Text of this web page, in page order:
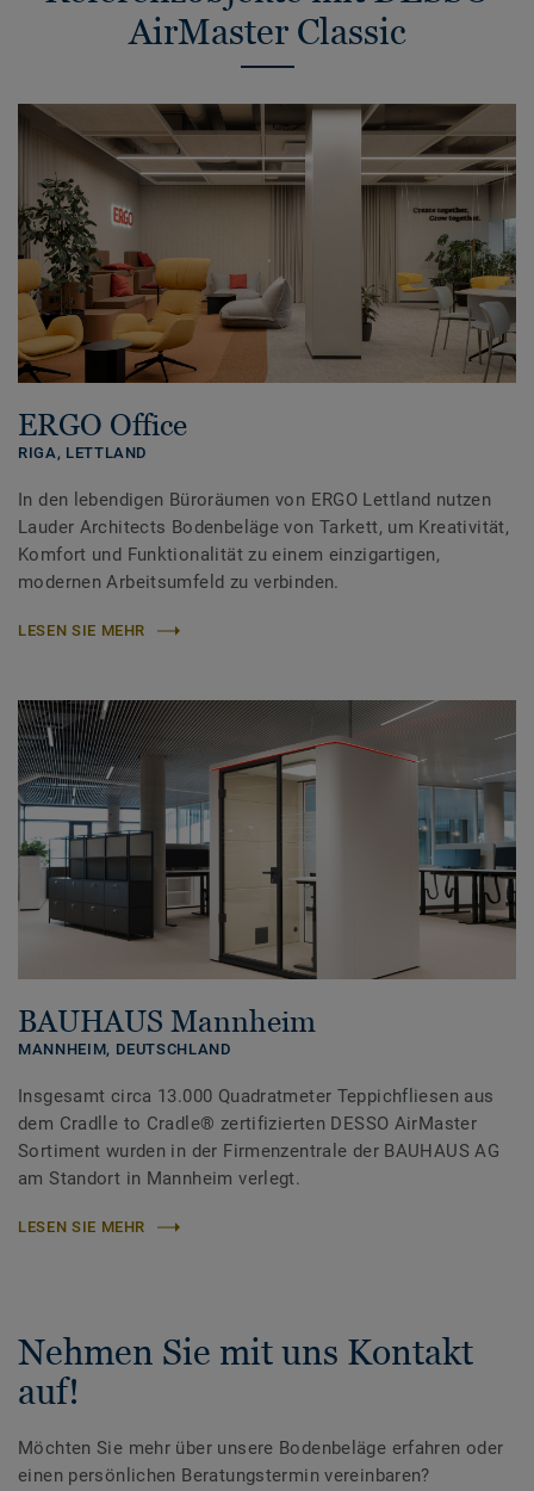
AirMaster Classic
ERGO Office
RIGA, LETTLAND
In den lebendigen Büroräumen von ERGO Lettland nutzen
Lauder Architects Bodenbeläge von Tarkett, um Kreativität,
Komfort und Funktionalität zu einem einzigartigen,
modernen Arbeitsumfeld zu verbinden.
LESEN SIE MEHR
BAUHAUS Mannheim
MANNHEIM, DEUTSCHLAND
Insgesamt circa 13.000 Quadratmeter Teppichfliesen aus
dem Cradlle to Cradle® zertifizierten DESSO AirMaster
Sortiment wurden in der Firmenzentrale der BAUHAUS AG
am Standort in Mannheim verlegt.
LESEN SIE MEHR
Nehmen Sie mit uns Kontakt
auf!
Möchten Sie mehr über unsere Bodenbeläge erfahren oder
einen persönlichen Beratungstermin vereinbaren?